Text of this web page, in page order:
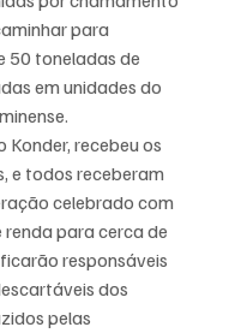
para
50 toneladas de
em unidades do
Konder, recebeu os
e todos receberam
celebrado com
para cerca de
responsáveis
dos
pelas